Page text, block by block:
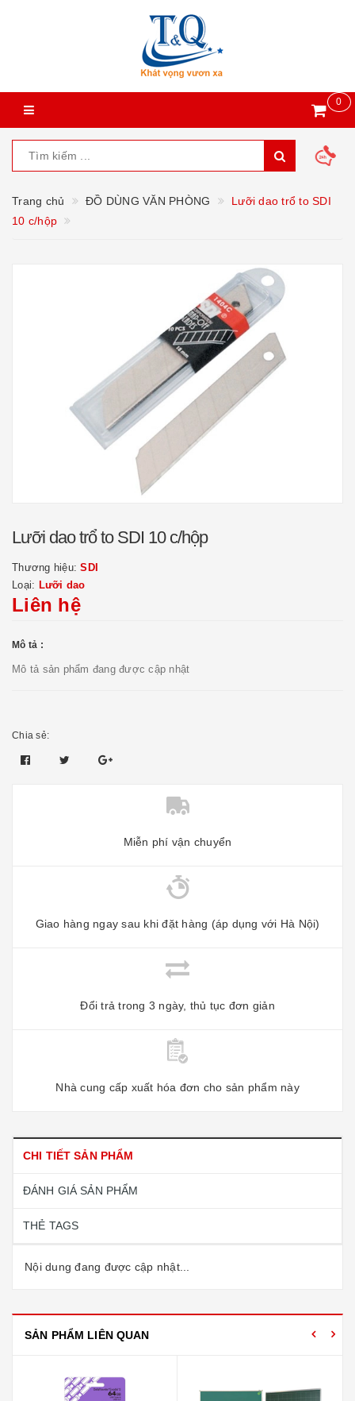
0
Trang chủ ĐỒ DÙNG VĂN PHÒNG
Lưỡi dao trổ to SDI
10 c/hộp
Lưỡi dao trổ to SDI 10 c/hộp
Thương hiệu:SDI
Loại: Lưỡi dao
Liên hệ
Mô tả :
Mô tả sản phẩm đang được cập nhật
Chia sẻ:
Miễn phí vận chuyển
Giao hàng ngay sau khi đặt hàng (áp dụng với Hà Nội)
Đổi trả trong 3 ngày, thủ tục đơn giản
Nhà cung cấp xuất hóa đơn cho sản phẩm này
CHI TIẾT SẢN PHẨM
ĐÁNH GIÁ SẢN PHẨM
THẺ TAGS
Nội dung đang được cập nhật...
SẢN PHẨM LIÊN QUAN